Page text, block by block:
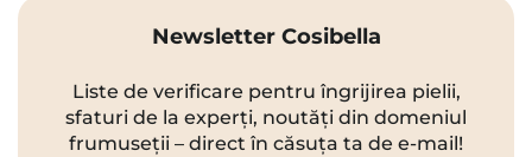
Newsletter Cosibella
Liste de verificare pentru îngrijirea pielii,
sfaturi de la experți, noutăți din domeniul
frumuseții – direct în căsuța ta de e-mail!